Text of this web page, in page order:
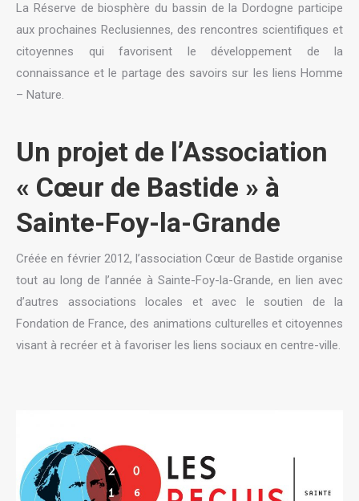
La Réserve de biosphère du bassin de la Dordogne participe
aux prochaines Reclusiennes, des rencontres scientifiques et
citoyennes qui favorisent le développement de la
connaissance et le partage des savoirs sur les liens Homme
– Nature.
Un projet de l’Association
« Cœur de Bastide » à
Sainte-Foy-la-Grande
Créée en février 2012, l’association Cœur de Bastide organise
tout au long de l’année à Sainte-Foy-la-Grande, en lien avec
d’autres associations locales et avec le soutien de la
Fondation de France, des animations culturelles et citoyennes
visant à recréer et à favoriser les liens sociaux en centre-ville.